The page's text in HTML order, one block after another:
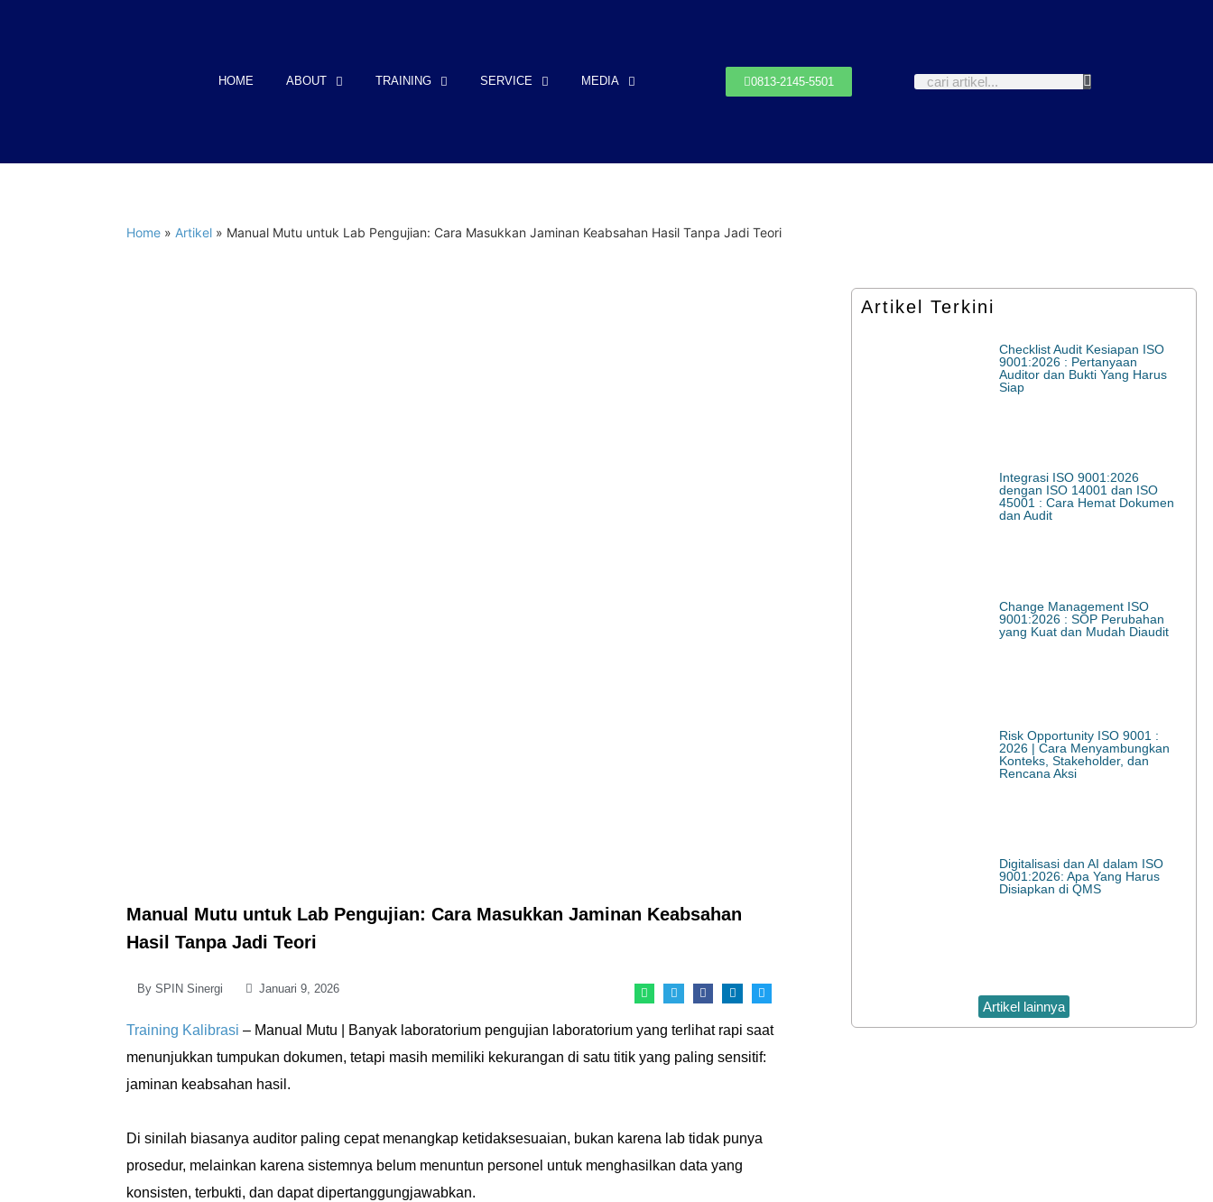
HOME ABOUT TRAINING SERVICE MEDIA 0813-2145-5501
Home » Artikel » Manual Mutu untuk Lab Pengujian: Cara Masukkan Jaminan Keabsahan Hasil Tanpa Jadi Teori
Manual Mutu untuk Lab Pengujian: Cara Masukkan Jaminan Keabsahan
Hasil Tanpa Jadi Teori
By SPIN Sinergi Januari 9, 2026
Training Kalibrasi – Manual Mutu | Banyak laboratorium pengujian laboratorium yang terlihat rapi saat
menunjukkan tumpukan dokumen, tetapi masih memiliki kekurangan di satu titik yang paling sensitif:
jaminan keabsahan hasil.
Di sinilah biasanya auditor paling cepat menangkap ketidaksesuaian, bukan karena lab tidak punya
prosedur, melainkan karena sistemnya belum menuntun personel untuk menghasilkan data yang
konsisten, terbukti, dan dapat dipertanggungjawabkan.
Artikel Terkini
Checklist Audit Kesiapan ISO
9001:2026 : Pertanyaan
Auditor dan Bukti Yang Harus
Siap
Integrasi ISO 9001:2026
dengan ISO 14001 dan ISO
45001 : Cara Hemat Dokumen
dan Audit
Change Management ISO
9001:2026 : SOP Perubahan
yang Kuat dan Mudah Diaudit
Risk Opportunity ISO 9001 :
2026 | Cara Menyambungkan
Konteks, Stakeholder, dan
Rencana Aksi
Digitalisasi dan AI dalam ISO
9001:2026: Apa Yang Harus
Disiapkan di QMS
Artikel lainnya